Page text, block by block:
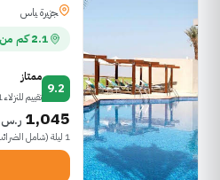
ﺠﺯﻴﺭﺓ ﻴﺎﺱ
2.1 كم من عالم فيراري
9.2
ممتاز
تقييم للنزلاء 10,151
1,045 ر.س
1 ليلة (شامل الضرائب) · 1 غرفة